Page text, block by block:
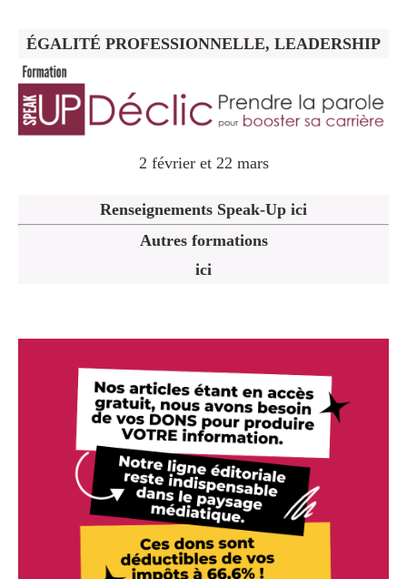
ÉGALITÉ PROFESSIONNELLE, LEADERSHIP
2 février et 22 mars
Renseignements Speak-Up ici
Autres formations
ici